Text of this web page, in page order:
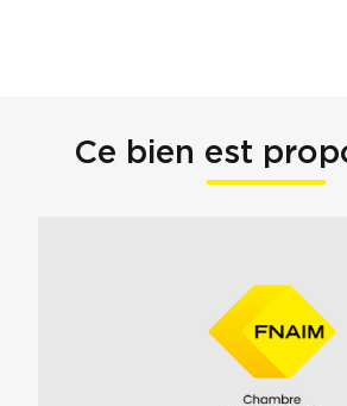
Ce bien est